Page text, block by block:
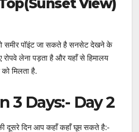
View)
समीर पॉइंट जा सकते है सनसेट देखने के
रोपवे लेना पड़ता है और यहाँ से हिमालय
मिलता है.
3 Days:- Day 2
दूसरे दिन आप कहाँ कहाँ घूम सकते है:-